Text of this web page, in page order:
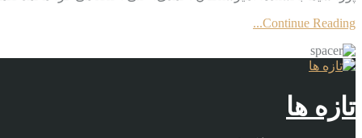
Continue Reading...
تازه ها